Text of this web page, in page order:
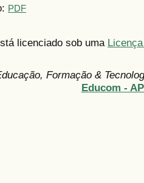
PDF
licenciado sob uma
Formação &
Educom -